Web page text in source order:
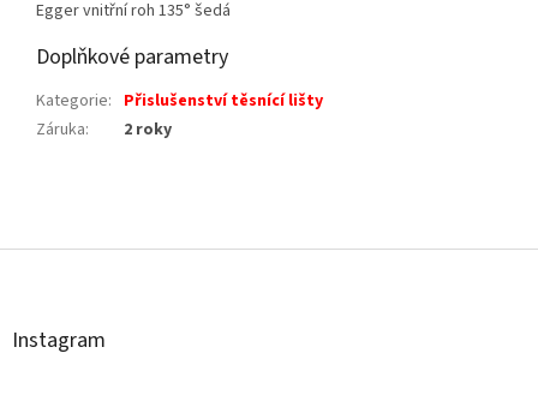
Egger vnitřní roh 135° šedá
Doplňkové parametry
Kategorie: Přislušenství těsnící lišty
Záruka: 2 roky
á
Instagram